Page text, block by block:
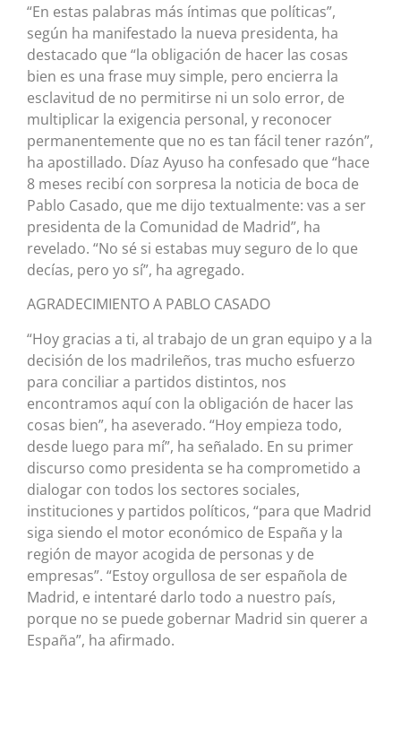
“En estas palabras más íntimas que políticas”,
según ha manifestado la nueva presidenta, ha
destacado que “la obligación de hacer las cosas
bien es una frase muy simple, pero encierra la
esclavitud de no permitirse ni un solo error, de
multiplicar la exigencia personal, y reconocer
permanentemente que no es tan fácil tener razón”,
ha apostillado. Díaz Ayuso ha confesado que “hace
8 meses recibí con sorpresa la noticia de boca de
Pablo Casado, que me dijo textualmente: vas a ser
presidenta de la Comunidad de Madrid”, ha
revelado. “No sé si estabas muy seguro de lo que
decías, pero yo sí”, ha agregado.
AGRADECIMIENTO A PABLO CASADO
“Hoy gracias a ti, al trabajo de un gran equipo y a la
decisión de los madrileños, tras mucho esfuerzo
para conciliar a partidos distintos, nos
encontramos aquí con la obligación de hacer las
cosas bien”, ha aseverado. “Hoy empieza todo,
desde luego para mí”, ha señalado. En su primer
discurso como presidenta se ha comprometido a
dialogar con todos los sectores sociales,
instituciones y partidos políticos, “para que Madrid
siga siendo el motor económico de España y la
región de mayor acogida de personas y de
empresas”. “Estoy orgullosa de ser española de
Madrid, e intentaré darlo todo a nuestro país,
porque no se puede gobernar Madrid sin querer a
España”, ha afirmado.